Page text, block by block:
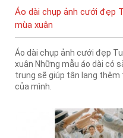
Áo dài chụp ảnh cưới đẹp
mùa xuân
Áo dài chụp ảnh cưới đẹp
xuân Những mẫu áo dài có
trung sẽ giúp tân lang thêm
của mình.